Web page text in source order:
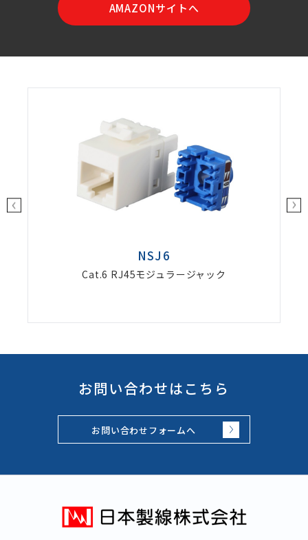
AMAZONサイトへ
NSJ6
Cat.6 RJ45モジュラージャック
お問い合わせはこちら
お問い合わせフォームへ